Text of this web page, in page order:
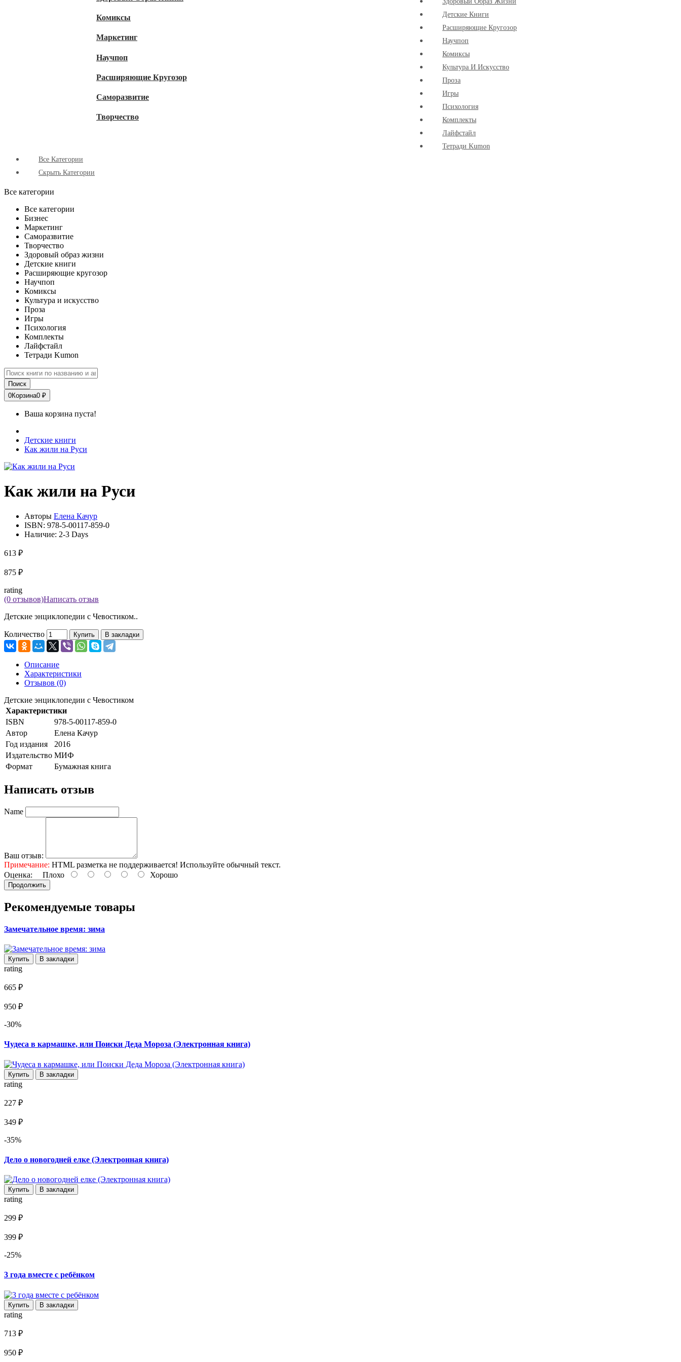
Комиксы
Маркетинг
Научпоп
Расширяющие Кругозор
Cаморазвитие
Творчество
Детские Книги
Расширяющие Кругозор
Научпоп
Комиксы
Культура И Искусство
Проза
Игры
Психология
Комплекты
Лайфстайл
Тетради Kumon
Все Категории
Скрыть Категории
Все категории
Все категории
Бизнес
Маркетинг
Саморазвитие
Творчество
Здоровый образ жизни
Детские книги
Расширяющие кругозор
Научпоп
Комиксы
Культура и искусство
Проза
Игры
Психология
Комплекты
Лайфстайл
Тетради Kumon
Поиск
0Корзина0 ₽
Ваша корзина пуста!
Детские книги
Как жили на Руси
Как жили на Руси
Авторы Елена Качур
ISBN: 978-5-00117-859-0
Наличие: 2-3 Days
613 ₽
875 ₽
rating
(0 отзывов)Написать отзыв
Детские энциклопедии с Чевостиком..
Количество Купить В закладки
Описание
Характеристики
Отзывов (0)
Детские энциклопедии с Чевостиком
Характеристики
ISBN
978-5-00117-859-0
Автор
Елена Качур
Год издания
2016
Издательство МИФ
Формат
Бумажная книга
Написать отзыв
Name
Ваш отзыв:
Примечание: HTML разметка не поддерживается! Используйте обычный текст.
Оценка: Плохо Хорошо
Продолжить
Рекомендуемые товары
Замечательное время: зима
Купить В закладки
rating
665 ₽
950 ₽
-30%
Чудеса в кармашке, или Поиски Деда Мороза (Электронная книга)
Купить В закладки
rating
227 ₽
349 ₽
-35%
Дело о новогодней елке (Электронная книга)
Купить В закладки
rating
299 ₽
399 ₽
-25%
3 года вместе с ребёнком
Купить В закладки
rating
713 ₽
950 ₽